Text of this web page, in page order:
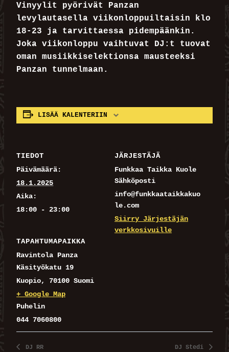
Vinyylit pyörivät Panzan
levylautasella viikonloppuiltaisin klo
18-23 ja tarvittaessa pidempäänkin.
Joka viikonloppu vaihtuvat DJ:t tuovat
oman musiikkiselektionsa mausteeksi
Panzan tunnelmaan.
LISÄÄ KALENTERIIN
TIEDOT
Päivämäärä:
18.1.2025
Aika:
18:00 - 23:00
TAPAHTUMAPAIKKA
Ravintola Panza
Käsityökatu 19
Kuopio, 70100 Suomi
+ Google Map
Puhelin
044 7060800
JÄRJESTÄJÄ
Funkkaa Taikka Kuole
Sähköposti
info@funkkaataikkakuo
le.com
Siirry Järjestäjän
verkkosivuille
DJ RR DJ Stedi